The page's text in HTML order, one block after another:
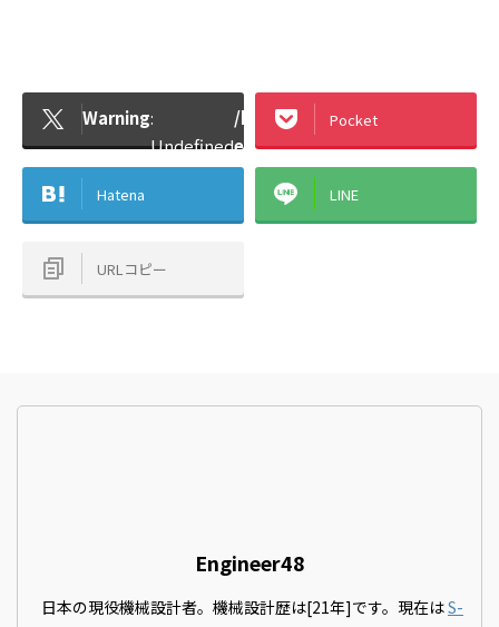
Warning:
Undefined
array key
in
/home/mechaeng48/
engineer48.com/public_html/
content/plugins/sns-count-
cache/sns-count-cache.php
Pocket
Hatena LINE
URLコピー
Engineer48
日本の現役機械設計者。機械設計歴は[21年]です。現在はS-